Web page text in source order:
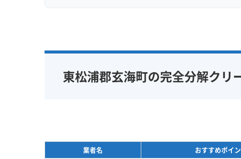
東松浦郡玄海町の完全分解クリ
業者名 おすすめポイ